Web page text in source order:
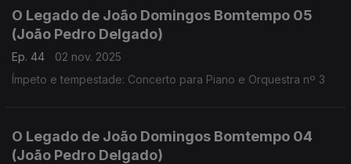
O Legado de João Domingos Bomtempo 05
(João Pedro Delgado)
Ep. 44
02 nov. 2025
Ímpeto e tempestade: Concerto para Piano e Orquestra nº 3
O Legado de João Domingos Bomtempo 04
(João Pedro Delgado)